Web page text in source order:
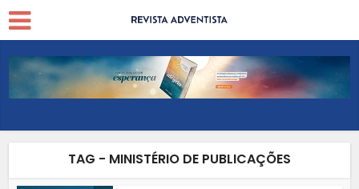
TAG - MINISTÉRIO DE PUBLICAÇÕES